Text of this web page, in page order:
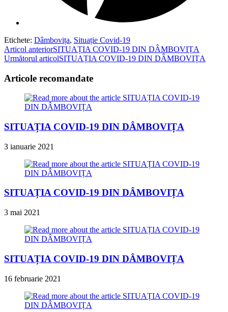
Etichete: Dâmbovița, Situație Covid-19
Read
more
articles
Articol anteriorSITUAȚIA COVID-19 DIN DÂMBOVIȚA
Următorul articolSITUAȚIA COVID-19 DIN DÂMBOVIȚA
Articole recomandate
SITUAȚIA COVID-19 DIN DÂMBOVIȚA
3 ianuarie 2021
SITUAȚIA COVID-19 DIN DÂMBOVIȚA
3 mai 2021
SITUAȚIA COVID-19 DIN DÂMBOVIȚA
16 februarie 2021